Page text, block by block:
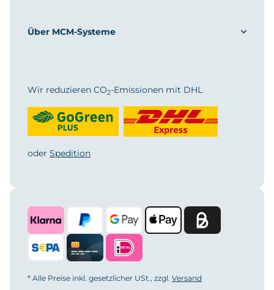
Über MCM-Systeme
Wir reduzieren CO2-Emissionen mit DHL
oder Spedition
* Alle Preise inkl. gesetzlicher USt., zzgl. Versand